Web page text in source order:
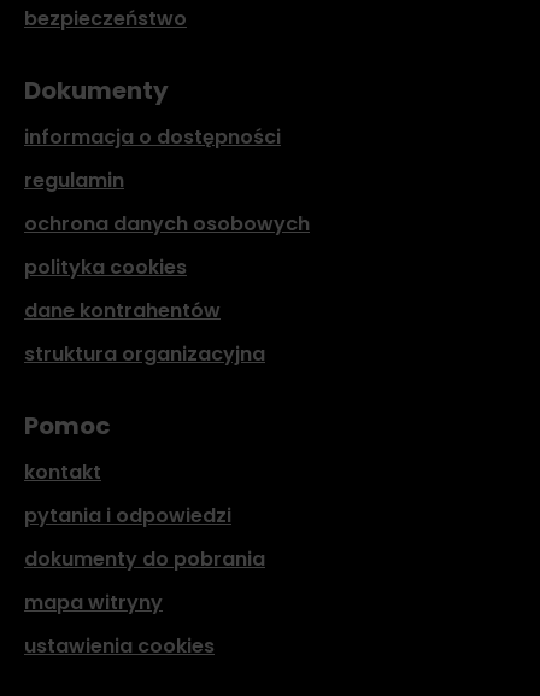
bezpieczeństwo
Dokumenty
informacja o dostępności
regulamin
ochrona danych osobowych
polityka cookies
dane kontrahentów
struktura organizacyjna
Pomoc
kontakt
pytania i odpowiedzi
dokumenty do pobrania
mapa witryny
ustawienia cookies